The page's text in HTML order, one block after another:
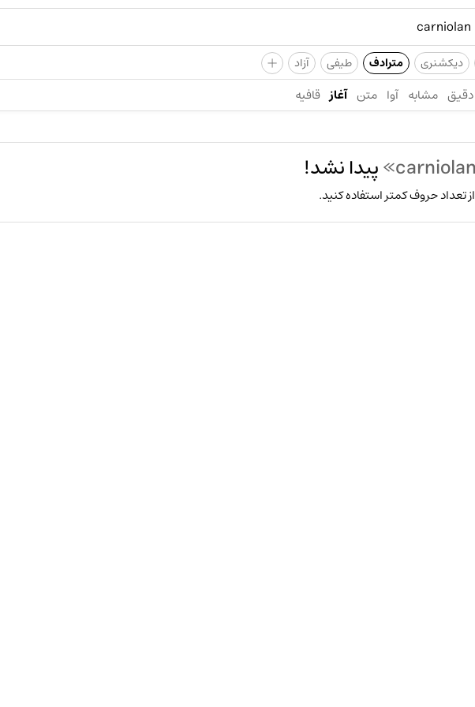
دیکشنری مترادف طیفی آزاد +
دقیق مشابه آوا متن آغاز قافیه
پیدا نشد!
از تعداد حروف کمتر استفاده کنید.